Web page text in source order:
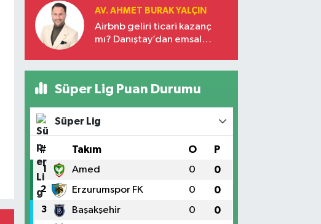
AV. AHMET BURAK YALÇIN
Airbnb geliri ticari kazanç
mı? Danıştay’dan emsal
Süper Lig Puan Durumu
Süper Lig
# Takım O P
1 Amed 0 0
2 Erzurumspor FK 0 0
3 Başakşehir 0 0